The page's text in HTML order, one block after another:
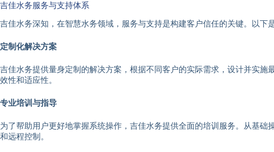
吉佳水务服务与支持体系
吉佳水务深知，在智慧水务领域，服务与支持是构建客户信任的关键。以下
定制化解决方案
吉佳水务提供量身定制的解决方案，根据不同客户的实际需求，设计并实
效性和适应性。
专业培训与指导
为了帮助用户更好地掌握系统操作，吉佳水务提供全面的培训服务。从基
和远程控制。